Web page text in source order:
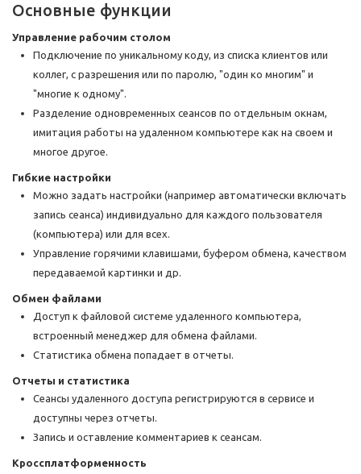
Основные функции
Управление рабочим столом
Подключение по уникальному коду, из списка клиентов или
коллег, с разрешения или по паролю, "один ко многим" и
"многие к одному".
Разделение одновременных сеансов по отдельным окнам,
имитация работы на удаленном компьютере как на своем и
многое другое.
Гибкие настройки
Можно задать настройки (например автоматически включать
запись сеанса) индивидуально для каждого пользователя
(компьютера) или для всех.
Управление горячими клавишами, буфером обмена, качеством
передаваемой картинки и др.
Обмен файлами
Доступ к файловой системе удаленного компьютера,
встроенный менеджер для обмена файлами.
Статистика обмена попадает в отчеты.
Отчеты и статистика
Сеансы удаленного доступа регистрируются в сервисе и
доступны через отчеты.
Запись и оставление комментариев к сеансам.
Кроссплатформенность